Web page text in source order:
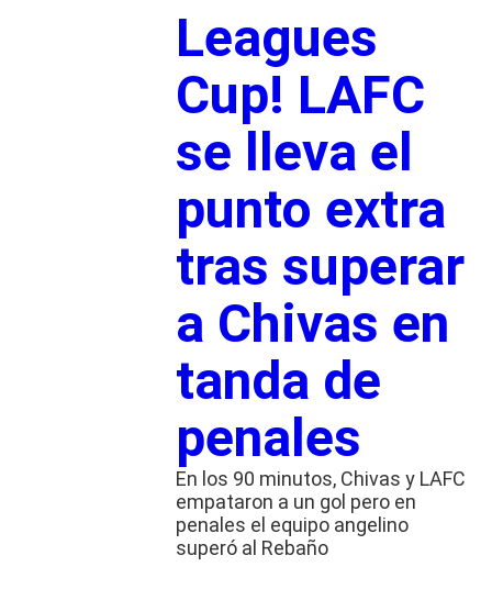
Leagues
Cup! LAFC
se lleva el
punto extra
tras superar
a Chivas en
tanda de
penales
En los 90 minutos, Chivas y LAFC
empataron a un gol pero en
penales el equipo angelino
superó al Rebaño